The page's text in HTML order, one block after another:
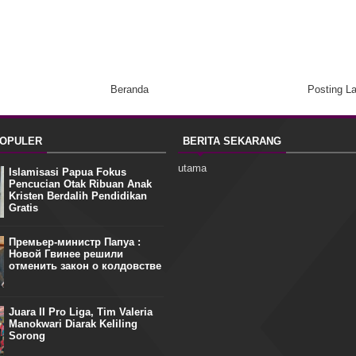
Posting
Beranda
Islamisasi Papua Fokus
Pencucian Otak Ribuan Anak
Kristen Berdalih Pendidikan
Gratis
Премьер-министр Папуа :
Новой Гвинее решили
отменить закон о колдовстве
Juara II Pro Liga, Tim Valeria
Manokwari Diarak Keliling
Sorong
BERITA SEKARANG
utama